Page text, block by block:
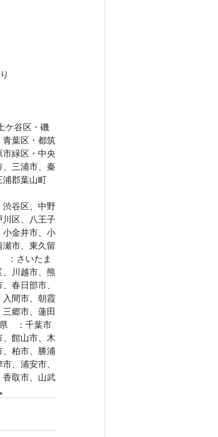
ケ谷区・磯
青葉区・都筑
緑区・中央
三浦市、秦
浦郡葉山町
谷区、中野
区、八王子
小金井市、小
市、東久留
：さいたま
川越市、熊
春日部市、
間市、朝霞
郷市、蓮田
　：千葉市
館山市、木
柏市、勝浦
、浦安市、
香取市、山武